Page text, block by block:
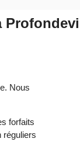
Nous
forfaits
réguliers